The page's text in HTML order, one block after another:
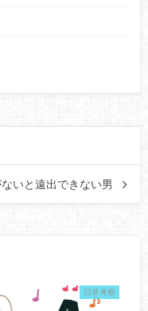
いと遠出できない男
日常考察